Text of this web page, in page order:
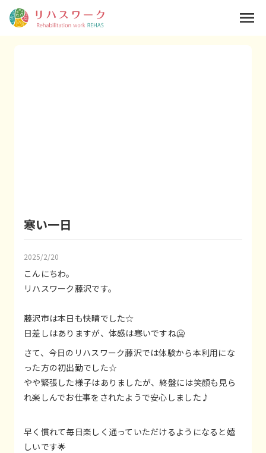
寒い一日
2025/2/20
こんにちわ。
リハスワーク藤沢です。
藤沢市は本日も快晴でした☆
日差しはありますが、体感は寒いですね🥶
さて、今日のリハスワーク藤沢では体験から本利用にな
った方の初出勤でした☆
やや緊張した様子はありましたが、終盤には笑顔も見ら
れ楽しんでお仕事をされたようで安心しました♪
早く慣れて毎日楽しく通っていただけるようになると嬉
しいです🌟
menu